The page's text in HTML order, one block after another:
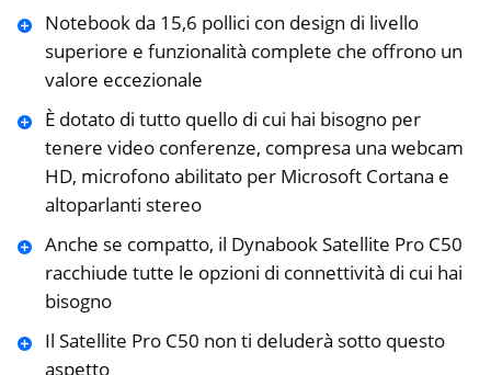
Notebook da 15,6 pollici con design di livello
superiore e funzionalità complete che offrono un
valore eccezionale
È dotato di tutto quello di cui hai bisogno per
tenere video conferenze, compresa una webcam
HD, microfono abilitato per Microsoft Cortana e
altoparlanti stereo
Anche se compatto, il Dynabook Satellite Pro C50
racchiude tutte le opzioni di connettività di cui hai
bisogno
Il Satellite Pro C50 non ti deluderà sotto questo
aspetto